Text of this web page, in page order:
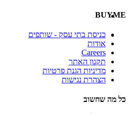
BUYME
כניסת בתי עסק - שותפים
אודות
Careers
תקנון האתר
מדיניות הגנת פרטיות
הצהרת נגישות
כל מה שחשוב